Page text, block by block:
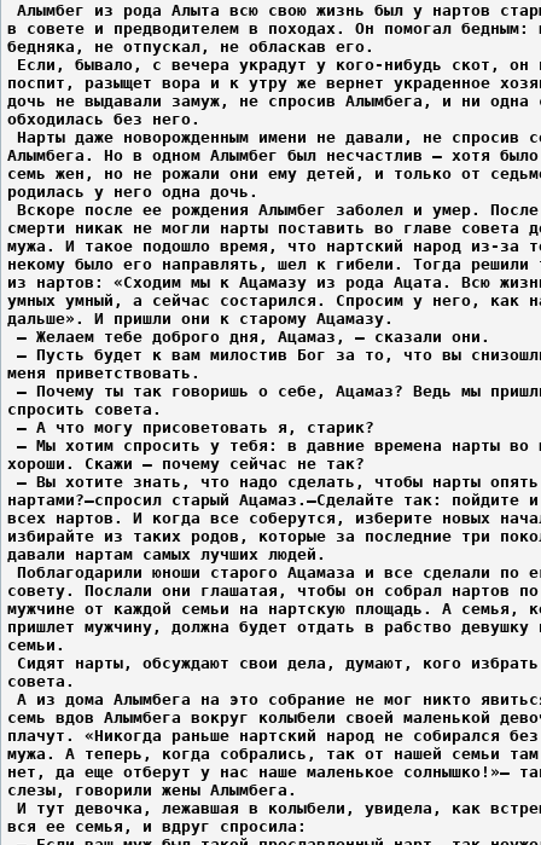
Алымбег из рода Алыта всю свою жизнь был у нартов
в совете и предводителем в походах. Он помогал бедным:
бедняка, не отпускал, не обласкав его.
Если, бывало, с вечера украдут у кого-нибудь скот, он
поспит, разыщет вора и к утру же вернет украденное
дочь не выдавали замуж, не спросив Алымбега, и ни одна
обходилась без него.
Нарты даже новорожденным имени не давали, не спросив
Алымбега. Но в одном Алымбег был несчастлив – хотя
семь жен, но не рожали они ему детей, и только от
родилась у него одна дочь.
Вскоре после ее рождения Алымбег заболел и умер.
смерти никак не могли нарты поставить во главе совета
мужа. И такое подошло время, что нартский народ из-за
некому было его направлять, шел к гибели. Тогда решили
из нартов: «Сходим мы к Ацамазу из рода Ацата. Всю
умных умный, а сейчас состарился. Спросим у него, как
дальше». И пришли они к старому Ацамазу.
– Желаем тебе доброго дня, Ацамаз, – сказали они.
– Пусть будет к вам милостив Бог за то, что вы
меня приветствовать.
– Почему ты так говоришь о себе, Ацамаз? Ведь мы
спросить совета.
– А что могу присоветовать я, старик?
– Мы хотим спросить у тебя: в давние времена нарты во
хороши. Скажи – почему сейчас не так?
– Вы хотите знать, что надо сделать, чтобы нарты
нартами?–спросил старый Ацамаз.–Сделайте так: пойдите
всех нартов. И когда все соберутся, изберите новых
избирайте из таких родов, которые за последние три
давали нартам самых лучших людей.
Поблагодарили юноши старого Ацамаза и все сделали по
совету. Послали они глашатая, чтобы он собрал нартов
мужчине от каждой семьи на нартскую площадь. А семья,
пришлет мужчину, должна будет отдать в рабство девушку
семьи.
Сидят нарты, обсуждают свои дела, думают, кого
совета.
А из дома Алымбега на это собрание не мог никто
семь вдов Алымбега вокруг колыбели своей маленькой
плачут. «Никогда раньше нартский народ не собирался
мужа. А теперь, когда собрались, так от нашей семьи там
нет, да еще отберут у нас наше маленькое солнышко!»–
слезы, говорили жены Алымбега.
И тут девочка, лежавшая в колыбели, увидела, как
вся ее семья, и вдруг спросила: